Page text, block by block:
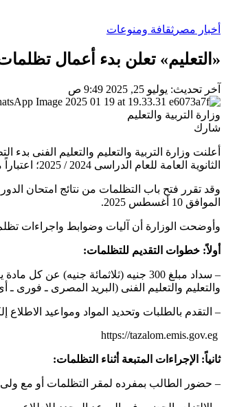
أخبار مصر ثقافة ومنوعات
«التعليم» تعلن بدء أعمال
آخر تحديث: يوليو 25, 2025 9:49 ص
وزارة التربية والتعليم
شارك
أعلنت وزارة التربية والتعليم والتعليم الفنى
الثانوية العامة للعام الدراسى 2024 / 2025؛ اعتباراً من يوم الأحد الموافق 27 / 7 / 2025.
الموافق 10 أغسطس 2025.
وأوضحت الوزارة أن آليات وضوابط واجراءات
أولاً: خطوات التقديم للتظلمات:
– سداد مبلغ 300 جنيه (ثلاثمائة
والتعليم والتعليم الفنى (البريد المصرى ـ
– التقدم بالطلبات وتحديد المواد ومواعيد الاطلاع
ثانياً: الإجراءات المتبعة أثناء التظلمات:
– حضور الطالب بمفرده لمقر التظلمات أو مع